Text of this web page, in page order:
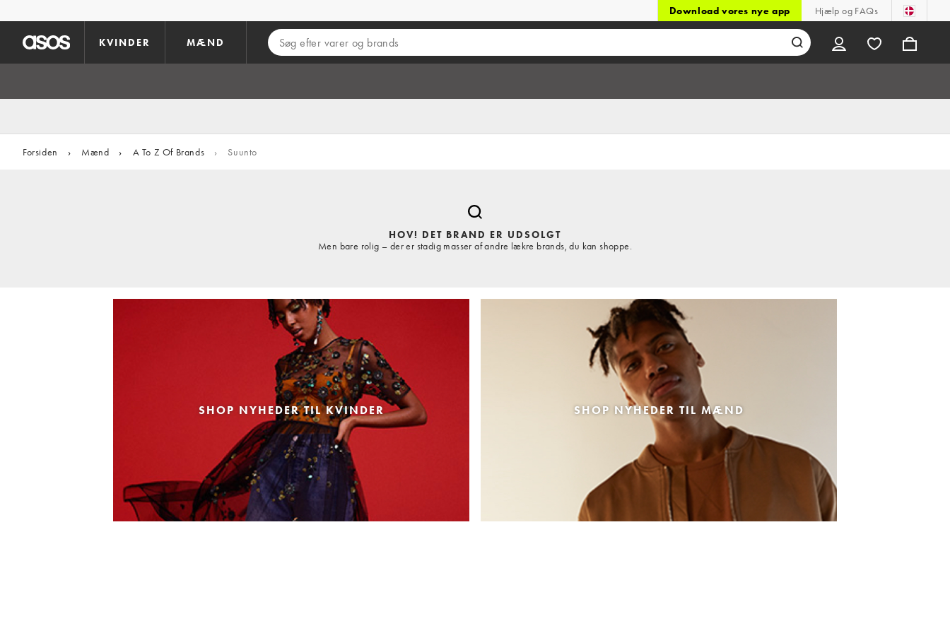
Download vores nye app Hjælp og FAQs
KVINDER MÆND
Forsiden › Mænd › A To Z Of Brands › Suunto
HOV! DET BRAND ER UDSOLGT
Men bare rolig – der er stadig masser af andre lækre brands, du kan shoppe.
SHOP NYHEDER TIL KVINDER SHOP NYHEDER TIL MÆND